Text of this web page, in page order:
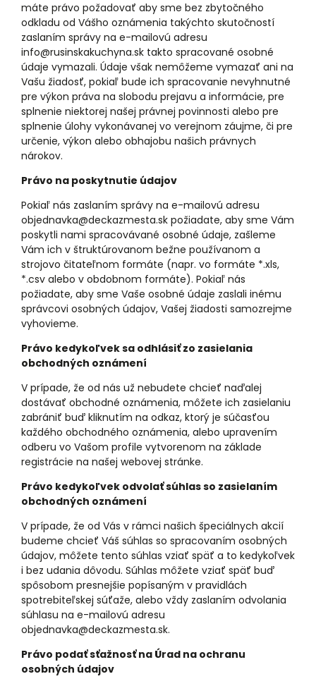
máte právo požadovať aby sme bez zbytočného
odkladu od Vášho oznámenia takýchto skutočností
zaslaním správy na e-mailovú adresu
info@rusinskakuchyna.sk takto spracované osobné
údaje vymazali. Údaje však nemôžeme vymazať ani na
Vašu žiadosť, pokiaľ bude ich spracovanie nevyhnutné
pre výkon práva na slobodu prejavu a informácie, pre
splnenie niektorej našej právnej povinnosti alebo pre
splnenie úlohy vykonávanej vo verejnom záujme, či pre
určenie, výkon alebo obhajobu našich právnych
nárokov.
Právo na poskytnutie údajov
Pokiaľ nás zaslaním správy na e-mailovú adresu
objednavka@deckazmesta.sk požiadate, aby sme Vám
poskytli nami spracovávané osobné údaje, zašleme
Vám ich v štruktúrovanom bežne používanom a
strojovo čitateľnom formáte (napr. vo formáte *.xls,
*.csv alebo v obdobnom formáte). Pokiaľ nás
požiadate, aby sme Vaše osobné údaje zaslali inému
správcovi osobných údajov, Vašej žiadosti samozrejme
vyhovieme.
Právo kedykoľvek sa odhlásiť zo zasielania
obchodných oznámení
V prípade, že od nás už nebudete chcieť naďalej
dostávať obchodné oznámenia, môžete ich zasielaniu
zabrániť buď kliknutím na odkaz, ktorý je súčasťou
každého obchodného oznámenia, alebo upravením
odberu vo Vašom profile vytvorenom na základe
registrácie na našej webovej stránke.
Právo kedykoľvek odvolať súhlas so zasielaním
obchodných oznámení
V prípade, že od Vás v rámci našich špeciálnych akcií
budeme chcieť Váš súhlas so spracovaním osobných
údajov, môžete tento súhlas vziať späť a to kedykoľvek
i bez udania dôvodu. Súhlas môžete vziať späť buď
spôsobom presnejšie popísaným v pravidlách
spotrebiteľskej súťaže, alebo vždy zaslaním odvolania
súhlasu na e-mailovú adresu
objednavka@deckazmesta.sk.
Právo podať sťažnosť na Úrad na ochranu
osobných údajov